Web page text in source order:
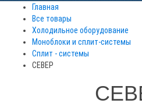
Главная
Все товары
Холодильное оборудование
Моноблоки и сплит-системы
Сплит - системы
СЕВЕР